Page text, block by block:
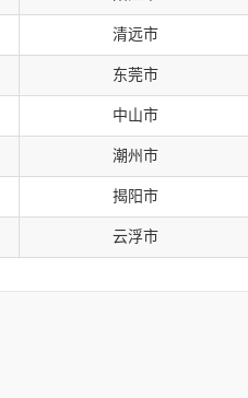
清远市
东莞市
中山市
潮州市
揭阳市
云浮市